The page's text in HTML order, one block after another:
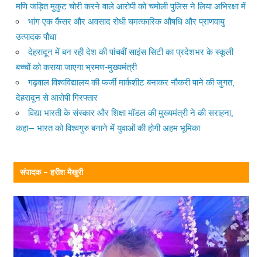
मणि जड़ित मुकुट चोरी करने वाले आरोपी को चमोली पुलिस ने लिया अभिरक्षा में
भांग एक कैंसर और अवसाद रोधी चमत्कारिक औषधि और प्राणवायु
उत्पादक पौधा
देहरादून में बन रही देश की पांचवीं साइंस सिटी का प्रदेशभर के स्कूली
बच्चों को कराया जाएगा भ्रमण-मुख्यमंत्री
गढ़वाल विश्वविद्यालय की फर्जी मार्कशीट बनाकर नौकरी पाने की जुगत,
देहरादून से आरोपी गिरफ्तार
विद्या भारती के संस्कार और शिक्षा मॉडल की मुख्यमंत्री ने की सराहना,
कहा— भारत को विश्वगुरु बनाने में युवाओं की होगी अहम भूमिका
संपादक – हरीश मैखुरी